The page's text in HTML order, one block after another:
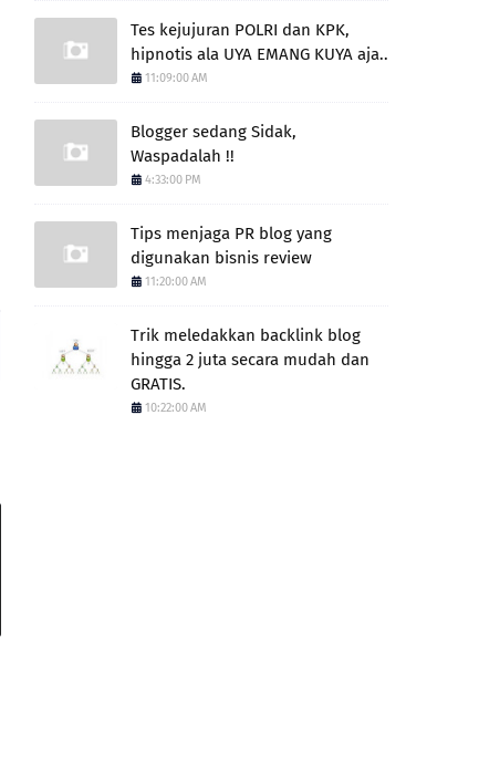
Tes kejujuran POLRI dan KPK,
hipnotis ala UYA EMANG KUYA aja..
11:09:00 AM
Blogger sedang Sidak,
Waspadalah !!
4:33:00 PM
Tips menjaga PR blog yang
digunakan bisnis review
11:20:00 AM
Trik meledakkan backlink blog
hingga 2 juta secara mudah dan
GRATIS.
10:22:00 AM